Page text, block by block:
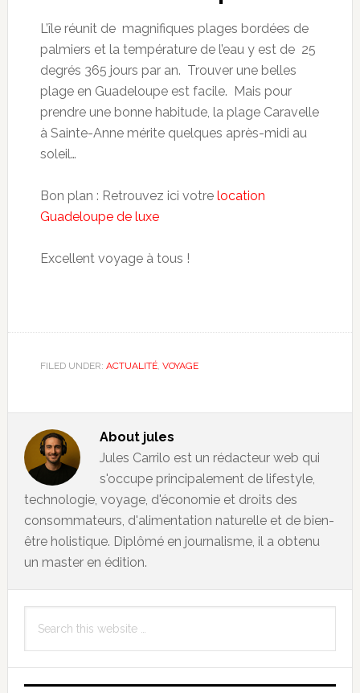
L’île réunit de magnifiques plages bordées de
palmiers et la température de l’eau y est de 25
degrés 365 jours par an. Trouver une belles
plage en Guadeloupe est facile. Mais pour
prendre une bonne habitude, la plage Caravelle
à Sainte-Anne mérite quelques après-midi au
soleil…
Bon plan : Retrouvez ici votre location
Guadeloupe de luxe
Excellent voyage à tous !
FILED UNDER: ACTUALITÉ, VOYAGE
About jules
Jules Carrilo est un rédacteur web qui
s'occupe principalement de lifestyle,
technologie, voyage, d'économie et droits des
consommateurs, d'alimentation naturelle et de bien-
être holistique. Diplômé en journalisme, il a obtenu
un master en édition.
Primary
Sidebar
this